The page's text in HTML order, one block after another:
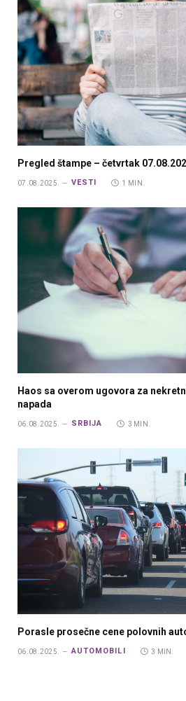
Pregled štampe – četvrtak
07.08.2025. VESTI 1 MIN.
Haos sa overom ugovora za
napada
06.08.2025. SRBIJA 3 MIN.
Porasle prosečne cene polovnih
06.08.2025. AUTOMOBILI 3 MIN.